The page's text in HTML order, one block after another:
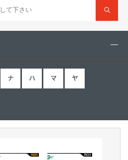
ナ ハ マ ヤ